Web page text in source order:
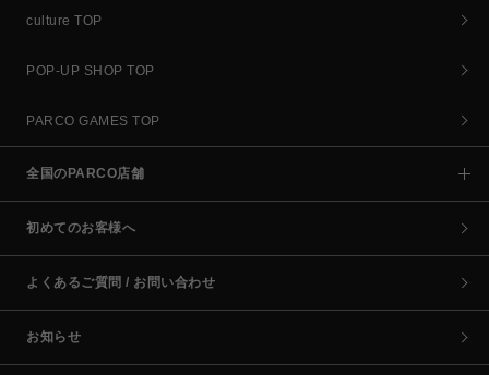
culture TOP
POP-UP SHOP TOP
PARCO GAMES TOP
全国のPARCO店舗
初めてのお客様へ
よくあるご質問 / お問い合わせ
お知らせ